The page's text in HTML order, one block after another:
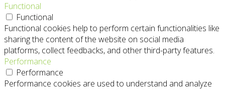
Functional
Functional
Functional cookies help to perform certain functionalities like
sharing the content of the website on social media
platforms, collect feedbacks, and other third-party features.
Performance
Performance
Performance cookies are used to understand and analyze